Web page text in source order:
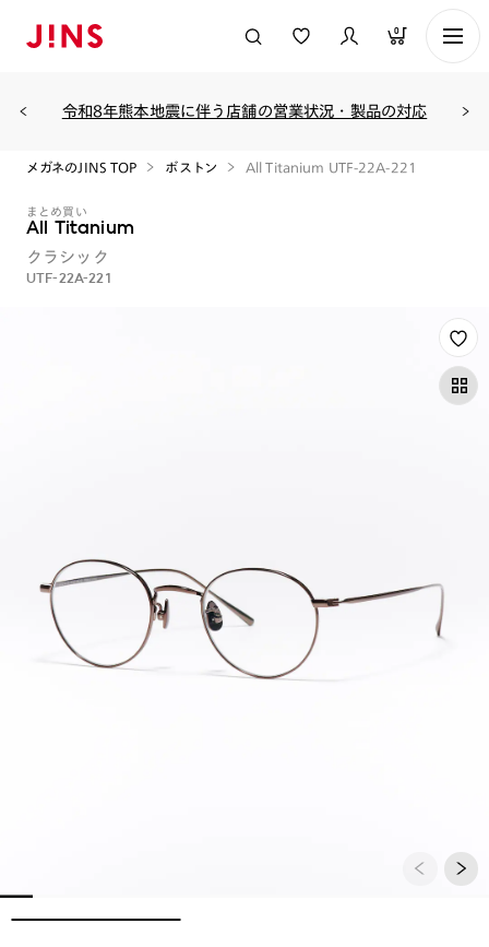
0
令和8年熊本地震に伴う店舗の営業状況・製品の対応
メガネのJINS TOP ボストン All Titanium UTF-22A-221
まとめ買い
All Titanium
クラシック
UTF-22A-221